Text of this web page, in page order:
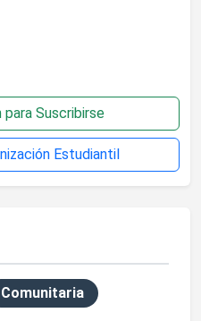
para Suscribirse
Estudiantil
Comunitaria